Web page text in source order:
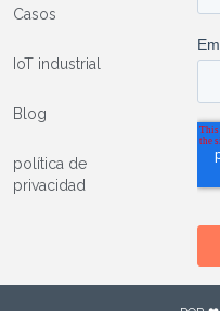
Casos
IoT industrial
Blog
política de
privacidad